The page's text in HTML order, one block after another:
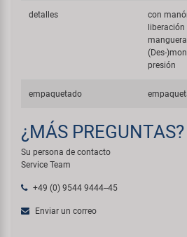
detalles
con
(Des-
presión
empaquetado
¿MÁS PREGUNTAS?
Su persona de contacto
Service Team
+49 (0) 9544 9444--45
Enviar un correo